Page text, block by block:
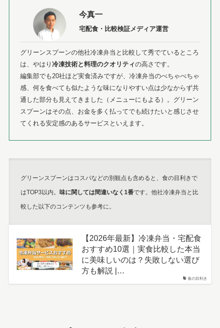
今真一
宅配食・比較検証メディア運営
グリーンスプーンの他社冷凍弁当と比較して秀でているところ
は、やはり冷凍技術と料理のクオリティの高さです。
編集部でも20社ほど実食済みですが、冷凍弁当のべちゃべちゃ
感、何を食べても似たような味になりやすい点は少なからず共
通した部分も見えてきました（メニューにもよる）。グリーン
スプーンはその点、お金を多く払ってでも続けたいと感じさせ
てくれる安定感のあるサービスといえます。
グリーンスプーンはコスパなどの別観点も含めると、食の目利きで
はTOP3以内。味に関しては間違いなく1番です。他社冷凍弁当と比
較した以下のコンテンツも参考に。
食の目利き
【2026年最新】冷凍弁当・宅配食
おすすめ10選｜実食比較した本当
に美味しいのは？失敗しない選び
方も解説 |…